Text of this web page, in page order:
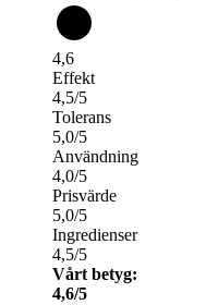
4,6
Effekt
4,5/5
Tolerans
5,0/5
Användning
4,0/5
Prisvärde
5,0/5
Ingredienser
4,5/5
Vårt betyg:
4,6/5